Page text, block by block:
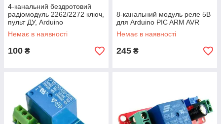
4-канальний бездротовий
радіомодуль 2262/2272 ключ,
пульт ДУ, Arduino
Немає в наявності
100 ₴
8-канальний модуль реле 5В
для Arduino PIC ARM AVR
Немає в наявності
245 ₴